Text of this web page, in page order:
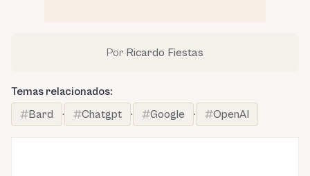
Por Ricardo Fiestas
Temas relacionados:
Bard
· Chatgpt · Google · OpenAI